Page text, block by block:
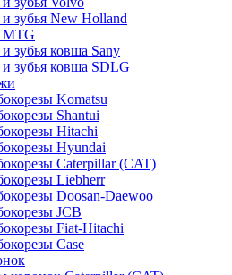
зубья New Holland
MTG
зубья ковша Sany
зубья ковша SDLG
Komatsu
Shantui
Hitachi
Hyundai
Caterpillar (CAT)
Liebherr
Doosan-Daewoo
JCB
Fiat-Hitachi
Case